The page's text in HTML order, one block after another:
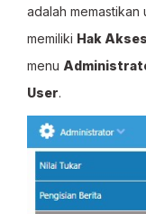
adalah
memiliki Hak
menu
User.